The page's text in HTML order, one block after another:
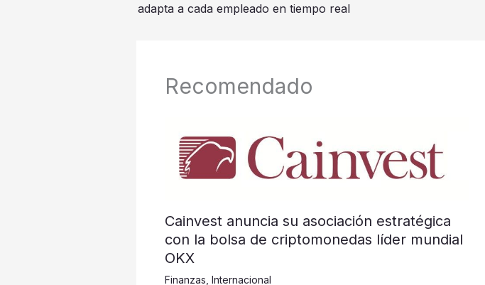
adapta a cada empleado en tiempo real
Recomendado
Cainvest anuncia su asociación estratégica
con la bolsa de criptomonedas líder mundial
OKX
Finanzas Internacional